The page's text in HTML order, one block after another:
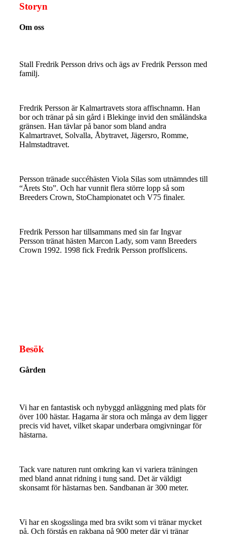
Storyn
Om oss
Stall Fredrik Persson drivs och ägs av Fredrik Persson med
familj.
Fredrik Persson är Kalmartravets stora affischnamn. Han
bor och tränar på sin gård i Blekinge invid den småländska
gränsen. Han tävlar på banor som bland andra
Kalmartravet, Solvalla, Åbytravet, Jägersro, Romme,
Halmstadtravet.
Persson tränade succéhästen Viola Silas som utnämndes till
“Årets Sto”. Och har vunnit flera större lopp så som
Breeders Crown, StoChampionatet och V75 finaler.
Fredrik Persson har tillsammans med sin far Ingvar
Persson tränat hästen Marcon Lady, som vann Breeders
Crown 1992. 1998 fick Fredrik Persson proffslicens.
Besök
Gården
Vi har en fantastisk och nybyggd anläggning med plats för
över 100 hästar. Hagarna är stora och många av dem ligger
precis vid havet, vilket skapar underbara omgivningar för
hästarna.
Tack vare naturen runt omkring kan vi variera träningen
med bland annat ridning i tung sand. Det är väldigt
skonsamt för hästarnas ben. Sandbanan är 300 meter.
Vi har en skogsslinga med bra svikt som vi tränar mycket
på. Och förstås en rakbana på 900 meter där vi tränar